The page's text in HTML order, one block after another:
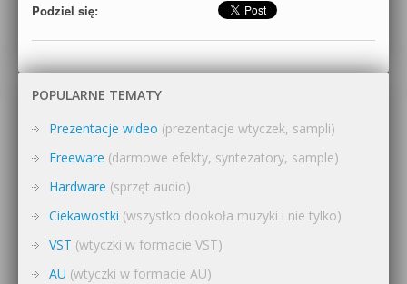
Podziel się:
POPULARNE TEMATY
Prezentacje wideo (prezentacje wtyczek, sampli)
Freeware (darmowe efekty, syntezatory, sample)
Hardware (sprzęt audio)
Ciekawostki (wszystko dookoła muzyki i nie tylko)
VST (wtyczki w formacie VST)
AU (wtyczki w formacie AU)